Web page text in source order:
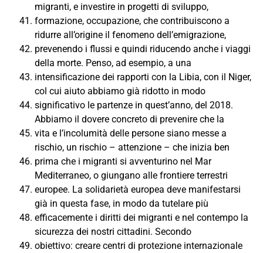
migranti, e investire in progetti di sviluppo,
formazione, occupazione, che contribuiscono a
ridurre all’origine il fenomeno dell’emigrazione,
prevenendo i flussi e quindi riducendo anche i viaggi
della morte. Penso, ad esempio, a una
intensificazione dei rapporti con la Libia, con il Niger,
col cui aiuto abbiamo già ridotto in modo
significativo le partenze in quest’anno, del 2018.
Abbiamo il dovere concreto di prevenire che la
vita e l’incolumità delle persone siano messe a
rischio, un rischio – attenzione – che inizia ben
prima che i migranti si avventurino nel Mar
Mediterraneo, o giungano alle frontiere terrestri
europee. La solidarietà europea deve manifestarsi
già in questa fase, in modo da tutelare più
efficacemente i diritti dei migranti e nel contempo la
sicurezza dei nostri cittadini. Secondo
obiettivo: creare centri di protezione internazionale